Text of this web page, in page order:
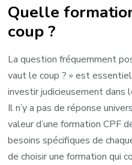
Quelle
coup ?
La question fréquemment
vaut le coup ? » est
investir judicieusement
Il n’y a pas de réponse
valeur d’une formation CPF
besoins spécifiques de
de choisir une formation qui